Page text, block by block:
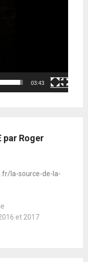
03:43
par Roger
la-source-de-la-
et 2017